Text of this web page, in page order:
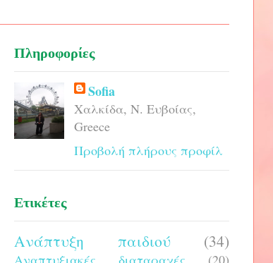
Πληροφορίες
Sofia
Χαλκίδα, Ν. Ευβοίας,
Greece
Προβολή πλήρους προφίλ
Ετικέτες
Ανάπτυξη παιδιού
(34)